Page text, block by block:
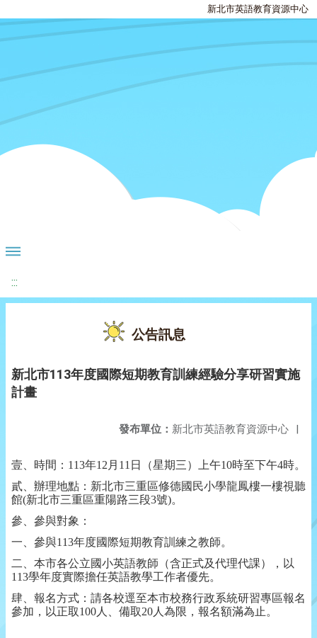
新北市英語教育資源中心
:::
公告訊息
新北市113年度國際短期教育訓練經驗分享研習實施
計畫
發布單位： 新北市英語教育資源中心 |
壹、時間：113年12月11日（星期三）上午10時至下午4時。
貳、辦理地點：新北市三重區修德國民小學龍鳳樓一樓視聽
館(新北市三重區重陽路三段3號)。
參、參與對象：
一、參與113年度國際短期教育訓練之教師。
二、本市各公立國小英語教師（含正式及代理代課），以
113學年度實際擔任英語教學工作者優先。
肆、報名方式：請各校逕至本市校務行政系統研習專區報名
參加，以正取100人、備取20人為限，報名額滿為止。